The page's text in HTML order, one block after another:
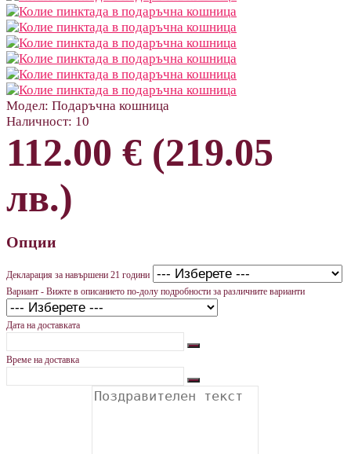
Модел: Подаръчна кошница
Наличност: 10
112.00 € (219.05
лв.)
Опции
Декларация за навършени 21 години
Вариант - Вижте в описанието по-долу подробности за различните варианти
Дата на доставката
Време на доставка